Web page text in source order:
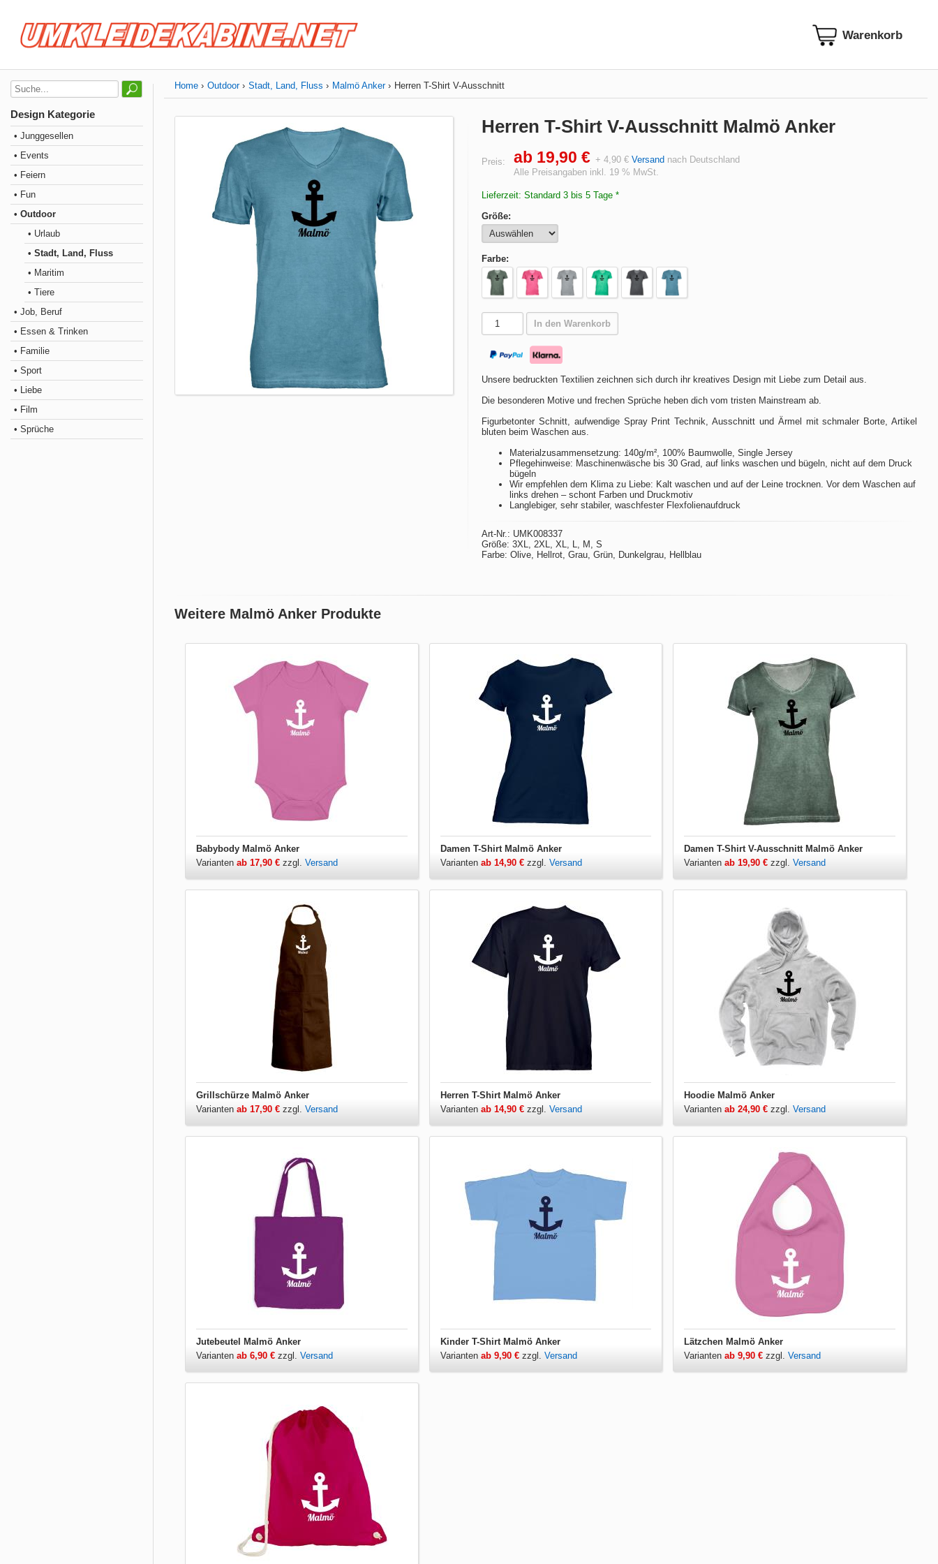
Design Kategorie
• Junggesellen
• Events
• Feiern
• Fun
• Outdoor
• Urlaub
• Stadt, Land, Fluss
• Maritim
• Tiere
• Job, Beruf
• Essen & Trinken
• Familie
• Sport
• Liebe
• Film
• Sprüche
Home Outdoor Stadt, Land, Fluss Malmö Anker Herren T-Shirt V-Ausschnitt
Herren T-Shirt V-Ausschnitt Malmö Anker
Preis: ab 19,90 € + 4,90 € Versand nach Deutschland
Alle Preisangaben inkl. 19 % MwSt.
Lieferzeit: Standard 3 bis 5 Tage *
Größe:
Farbe:
In den Warenkorb
Unsere bedruckten Textilien zeichnen sich durch ihr kreatives Design mit Liebe zum Detail aus.
Die besonderen Motive und frechen Sprüche heben dich vom tristen Mainstream ab.
Figurbetonter Schnitt, aufwendige Spray Print Technik, Ausschnitt und Ärmel mit schmaler Borte, Artikel
bluten beim Waschen aus.
Materialzusammensetzung: 140g/m², 100% Baumwolle, Single Jersey
Pflegehinweise: Maschinenwäsche bis 30 Grad, auf links waschen und bügeln, nicht auf dem Druck
bügeln
Wir empfehlen dem Klima zu Liebe: Kalt waschen und auf der Leine trocknen. Vor dem Waschen auf
links drehen – schont Farben und Druckmotiv
Langlebiger, sehr stabiler, waschfester Flexfolienaufdruck
Art-Nr.: UMK008337
Größe: 3XL, 2XL, XL, L, M, S
Farbe: Olive, Hellrot, Grau, Grün, Dunkelgrau, Hellblau
Weitere Malmö Anker Produkte
Babybody Malmö Anker
Varianten ab 17,90 € zzgl. Versand
Damen T-Shirt Malmö Anker
Varianten ab 14,90 €zzgl. Versand
Damen T-Shirt V-Ausschnitt Malmö Anker
Variantenab 19,90 € zzgl.Versand
Grillschürze Malmö Anker
Varianten ab 17,90 € zzgl. Versand
Herren T-Shirt Malmö Anker
Varianten ab 14,90 €zzgl. Versand
Hoodie Malmö Anker
Variantenab 24,90 € zzgl.Versand
Jutebeutel Malmö Anker
Varianten ab 6,90 € zzgl. Versand
Kinder T-Shirt Malmö Anker
Varianten ab 9,90 €zzgl. Versand
Lätzchen Malmö Anker
Variantenab 9,90 € zzgl.Versand